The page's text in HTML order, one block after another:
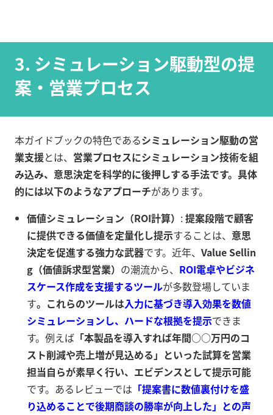
3. シミュレーション駆動型の提
案・営業プロセス
本ガイドブックの特色であるシミュレーション駆動の営
業支援とは、 営業プロセスにシミュレーション技術を組
み込み、意思決定を科学的に後押しする手法です。具体
的には以下のようなアプローチがあります。
価値シミュレーション（ROI計算） :提案段階で顧客
に提供できる価値を定量化し提示することは、 意思
決定を促進する強力な武器です。近年、 Value Sellin
g（価値訴求型営業） の潮流から、 ROI電卓やビジネ
スケース作成を支援するツールが多数登場していま
す。これらのツールは入力に基づき導入効果を数値
シミュレーションし、ハードな根拠を提示できま
す。例えば 「本製品を導入すれば年間○○万円のコ
スト削減や売上増が見込める」といった試算を営業
担当自らが素早く行い、エビデンスとして提示可能
です。あるレビューでは 「提案書に数値裏付けを盛
り込めることで後期商談の勝率が向上した」との声